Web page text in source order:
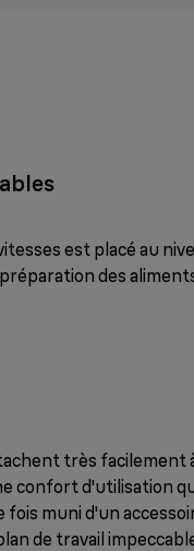
est placé au
des
très facilement
confort d'utilisation
fois muni d'un
de travail